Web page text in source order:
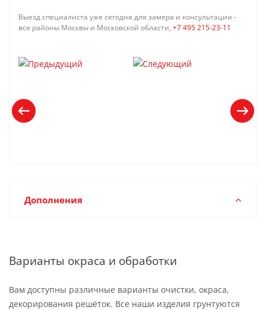
Выезд специалиста уже сегодня для замера и консультации -
все районы Москвы и Московской области, +7 495 215-23-11
Дополнения
Варианты окраса и обработки
Вам доступны различные варианты очистки, окраса,
декорирования решёток. Все наши изделия грунтуются